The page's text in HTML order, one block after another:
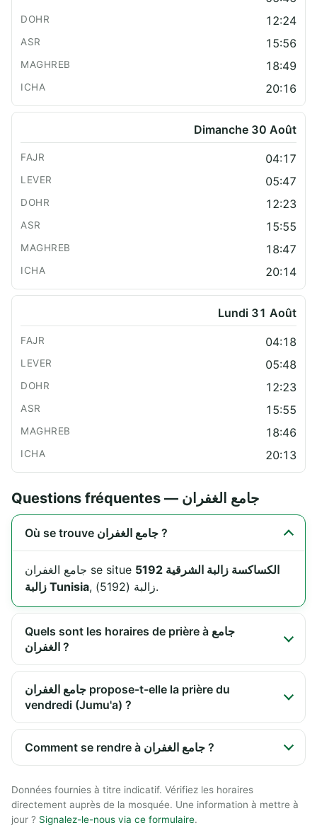
12:24
15:56
18:49
20:16
Dimanche 30 Août
04:17
05:47
12:23
15:55
18:47
20:14
Lundi 31 Août
04:18
05:48
12:23
15:55
18:46
20:13
Questions fréquentes — جامع الغفران
Où se trouve جامع الغفران ?
جامع الغفران se situe الكساكسة زالبة الشرقية 5192
زالبة Tunisia
, زالبة (5192).
Quels sont les horaires de prière à جامع
الغفران ?
جامع الغفران propose-t-elle la prière du
vendredi (Jumu'a) ?
Comment se rendre à جامع الغفران ?
Données fournies à titre indicatif. Vérifiez les horaires
directement auprès de la mosquée. Une information à mettre à
jour ? Signalez-le-nous via ce formulaire.